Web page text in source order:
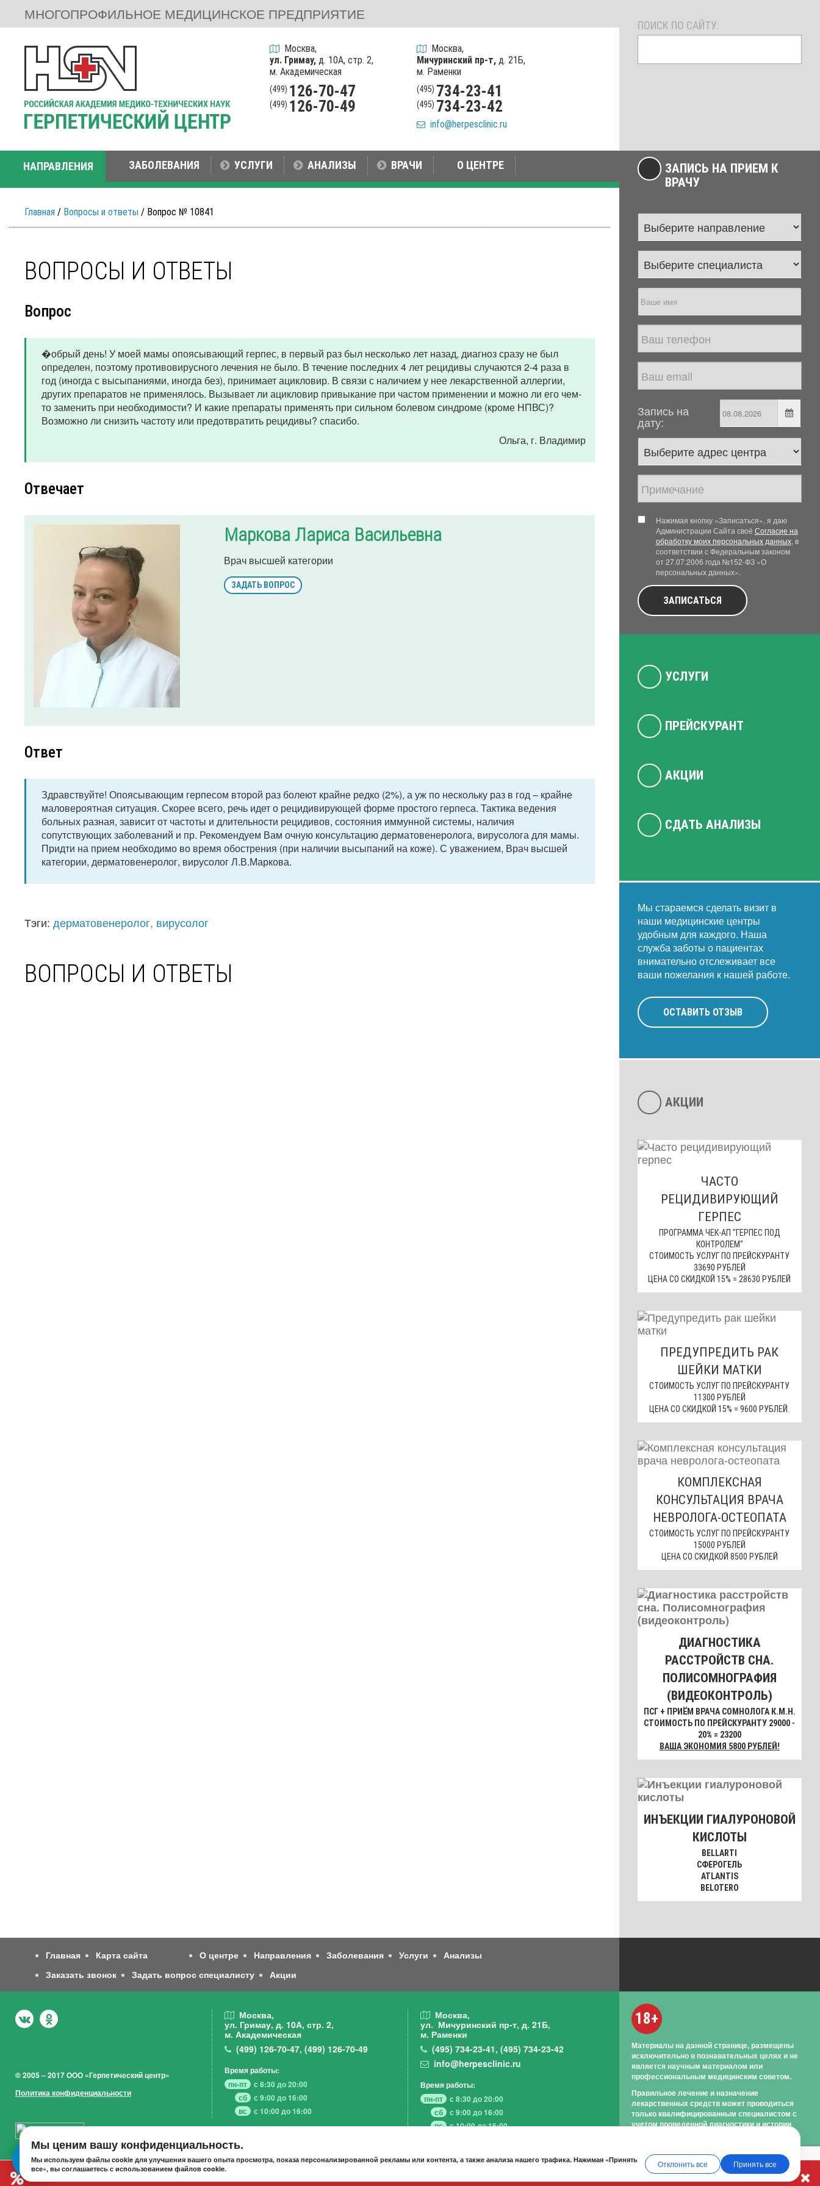
МНОГОПРОФИЛЬНОЕ МЕДИЦИНСКОЕ ПРЕДПРИЯТИЕ
Москва,
ул. Гримау,д. 10А, стр. 2,
м. Академическая
(499) 126-70-47
(499) 126-70-49
Москва,
Мичуринский пр-т, д. 21Б,
м. Раменки
(495) 734-23-41
(495) 734-23-42
info@herpesclinic.ru
ПОИСК ПО САЙТУ:
НАПРАВЛЕНИЯ ЗАБОЛЕВАНИЯ УСЛУГИ АНАЛИЗЫ ВРАЧИ О ЦЕНТРЕ
Главная / Вопросы и ответы / Вопрос № 10841
ВОПРОСЫ И ОТВЕТЫ
Вопрос
�обрый день! У моей мамы опоясывающий герпес, в первый раз был несколько лет назад, диагноз сразу не был
определен, поэтому противовирусного лечения не было. В течение последних 4 лет рецидивы случаются 2-4 раза в
год (иногда с высыпаниями, иногда без), принимает ацикловир. В связи с наличием у нее лекарственной аллергии,
других препаратов не применялось. Вызывает ли ацикловир привыкание при частом применении и можно ли его чем-
то заменить при необходимости? И какие препараты применять при сильном болевом синдроме (кроме НПВС)?
Возможно ли снизить частоту или предотвратить рецидивы? спасибо.
Ольга, г. Владимир
Отвечает
Маркова Лариса Васильевна
Врач высшей категории
ЗАДАТЬ ВОПРОС
Ответ
Здравствуйте! Опоясывающим герпесом второй раз болеют крайне редко (2%), а уж по нескольку раз в год – крайне
маловероятная ситуация. Скорее всего, речь идет о рецидивирующей форме простого герпеса. Тактика ведения
больных разная, зависит от частоты и длительности рецидивов, состояния иммунной системы, наличия
сопутствующих заболеваний и пр. Рекомендуем Вам очную консультацию дерматовенеролога, вирусолога для мамы.
Придти на прием необходимо во время обострения (при наличии высыпаний на коже). С уважением, Врач высшей
категории, дерматовенеролог, вирусолог Л.В.Маркова.
Тэги: дерматовенеролог, вирусолог
ВОПРОСЫ И ОТВЕТЫ
ЗАПИСЬ НА ПРИЕМ К
ВРАЧУ
Запись на
дату:
Нажимая кнопку «Записаться», я даю
Администрации Сайта своё Согласие на
обработку моих персональных данных, в
соответствии с Федеральным законом
от 27.07.2006 года №152-ФЗ «О
персональных данных».
ЗАПИСАТЬСЯ
УСЛУГИ
ПРЕЙСКУРАНТ
АКЦИИ
СДАТЬ АНАЛИЗЫ
Мы стараемся сделать визит в
наши медицинские центры
удобным для каждого. Наша
служба заботы о пациентах
внимательно отслеживает все
ваши пожелания к нашей работе.
ОСТАВИТЬ ОТЗЫВ
АКЦИИ
ЧАСТО
РЕЦИДИВИРУЮЩИЙ
ГЕРПЕС
ПРОГРАММА ЧЕК-АП "ГЕРПЕС ПОД
КОНТРОЛЕМ"
СТОИМОСТЬ УСЛУГ ПО ПРЕЙСКУРАНТУ
33690 РУБЛЕЙ
ЦЕНА СО СКИДКОЙ 15% = 28630 РУБЛЕЙ
ПРЕДУПРЕДИТЬ РАК
ШЕЙКИ МАТКИ
СТОИМОСТЬ УСЛУГ ПО ПРЕЙСКУРАНТУ
11300 РУБЛЕЙ
ЦЕНА СО СКИДКОЙ 15% = 9600 РУБЛЕЙ.
КОМПЛЕКСНАЯ
КОНСУЛЬТАЦИЯ ВРАЧА
НЕВРОЛОГА-ОСТЕОПАТА
СТОИМОСТЬ УСЛУГ ПО ПРЕЙСКУРАНТУ
15000 РУБЛЕЙ
ЦЕНА СО СКИДКОЙ 8500 РУБЛЕЙ
ДИАГНОСТИКА
РАССТРОЙСТВ СНА.
ПОЛИСОМНОГРАФИЯ
(ВИДЕОКОНТРОЛЬ)
ПСГ + ПРИЁМ ВРАЧА СОМНОЛОГА К.М.Н.
СТОИМОСТЬ ПО ПРЕЙСКУРАНТУ 29000 -
20% = 23200
ВАША ЭКОНОМИЯ 5800 РУБЛЕЙ!
ИНЪЕКЦИИ ГИАЛУРОНОВОЙ
КИСЛОТЫ
BELLARTI
СФЕРОГЕЛЬ
ATLANTIS
BELOTERO
Главная Карта сайта О центре Направления Заболевания Услуги
Анализы
Заказать звонок
Задать вопрос специалисту Акции
© 2005 – 2017 ООО «Герпетический центр»
Политика конфиденциальности
Москва,
ул. Гримау, д. 10А, стр. 2,
м. Академическая
(499) 126-70-47, (499) 126-70-49
Время работы:
пн-пт
с 8:30 до 20:00
сб
с 9:00 до 16:00
вс
с 10:00 до 16:00
Москва,
ул. Мичуринский пр-т, д. 21Б,
м. Раменки
(495)734-23-41,(495)734-23-42
info@herpesclinic.ru
Время работы:
пн-пт
с 8:30 до 20:00
сб
с 9:00 до 16:00
вс
с 10:00 до 16:00
18+
Материалы на данной странице, размещены
исключительно в познавательных целях и не
является научным материалом или
профессиональным медицинским советом.
Правильное лечение и назначение
лекарственных средств может проводиться
только квалифицированным специалистом с
учетом проведенной диагностики и истории
Мы ценим вашу конфиденциальность.
Мы используем файлы cookie для улучшения вашего опыта просмотра, показа персонализированной рекламы или контента, а также анализа нашего трафика. Нажимая «Принять
все», вы соглашаетесь с использованием файлов cookie.
Отклонить все Принять все